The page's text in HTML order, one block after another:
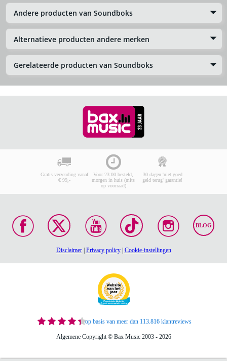
Andere producten van Soundboks
Alternatieve producten andere merken
Gerelateerde producten van Soundboks
Gratis verzending vanaf
€ 99,-
Voor 23:00 besteld,
morgen in huis (mits
op voorraad)
30 dagen 'niet goed
geld terug' garantie!
BLOG
Disclaimer| Privacy policy| Cookie-instellingen
op basis van meer dan 113.816 klantreviews
Algemene Copyright © Bax Music 2003 - 2026